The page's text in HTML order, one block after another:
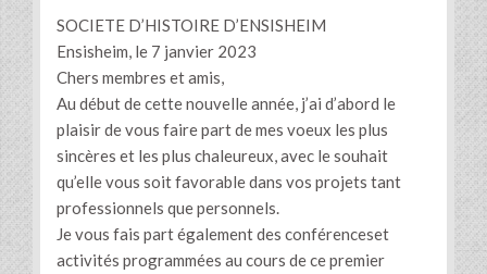
SOCIETE D’HISTOIRE D’ENSISHEIM
Ensisheim, le 7 janvier 2023
Chers membres et amis,
Au début de cette nouvelle année, j’ai d’abord le
plaisir de vous faire part de mes voeux les plus
sincères et les plus chaleureux, avec le souhait
qu’elle vous soit favorable dans vos projets tant
professionnels que personnels.
Je vous fais part également des conférenceset
activités programmées au cours de ce premier